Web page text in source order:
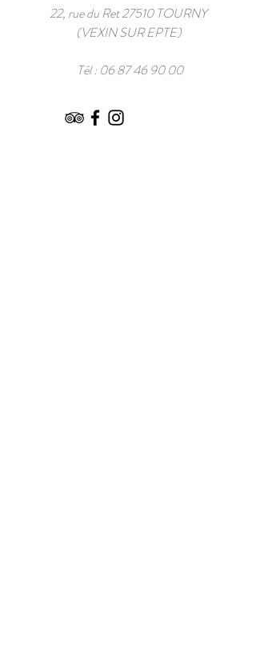
22, rue du Ret 27510 TOURNY
(VEXIN SUR EPTE)
Tél : 06 87 46 90 00